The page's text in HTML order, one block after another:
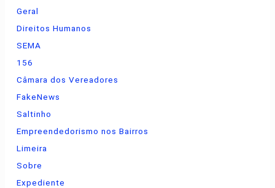
Geral
Direitos Humanos
SEMA
156
Câmara dos Vereadores
FakeNews
Saltinho
Empreendedorismo nos Bairros
Limeira
Sobre
Expediente